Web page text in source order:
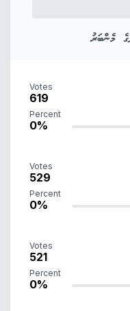
މެންބަރު
Votes
619
Percent
0%
Votes
529
Percent
0%
Votes
521
Percent
0%